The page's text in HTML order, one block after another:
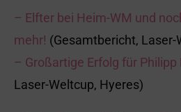
– Elfter bei Heim-WM und
mehr! (Gesamtbericht, Laser-
– Großartige Erfolg für Philipp
Laser-Weltcup, Hyeres)